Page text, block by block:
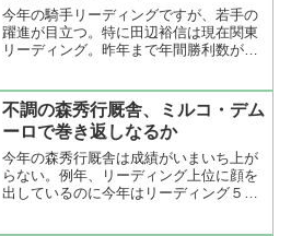
今年の騎手リーディングですが、若手の
躍進が目立つ。特に田辺裕信は現在関東
リーディング。昨年まで年間勝利数が４
るので信頼できる騎手といえるでしょう
ね。 どうして今年はこれ...
不調の森秀行厩舎、ミルコ・デム
ーロで巻き返しなるか
今年の森秀行厩舎は成績がいまいち上が
らない。例年、リーディング上位に顔を
出しているのに今年はリーディング５４